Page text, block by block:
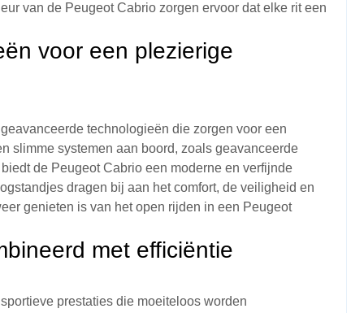
van de Peugeot Cabrio zorgen ervoor dat elke rit een
voor een plezierige
technologieën die zorgen voor een
slimme systemen aan boord, zoals geavanceerde
de Peugeot Cabrio een moderne en verfijnde
dragen bij aan het comfort, de veiligheid en
genieten is van het open rijden in een Peugeot
met efficiëntie
prestaties die moeiteloos worden